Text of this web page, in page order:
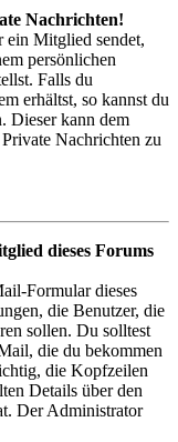
Nachrichten!
ein Mitglied sendet,
persönlichen
Falls du
erhältst, so kannst du
Dieser kann dem
Nachrichten zu
dieses Forums
Formular dieses
die Benutzer, die
sollen. Du solltest
die du bekommen
die Kopfzeilen
Details über den
Der Administrator